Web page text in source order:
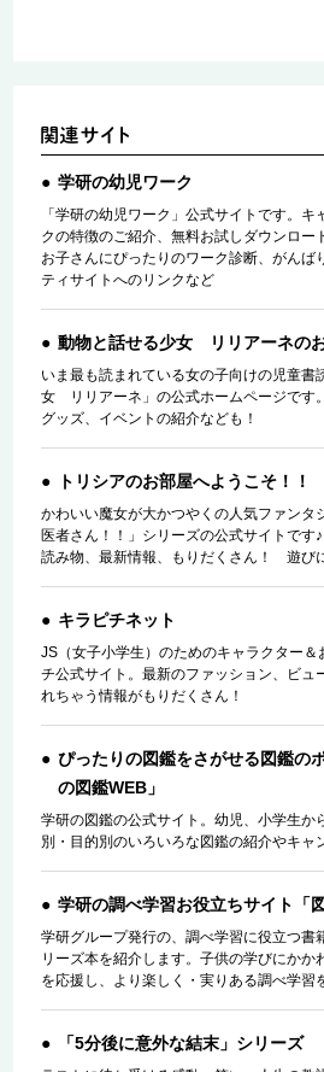
学研の幼児ワーク
「学研の幼児ワーク」公式サイトです。
クの特徴のご紹介、無料お試しダウンロー
お子さんにぴったりのワーク診断、がんば
ティサイトへのリンクなど
動物と話せる少女 リリアーネの
いま最も読まれている女の子向けの児童書
女 リリアーネ」の公式ホームページです
グッズ、イベントの紹介なども！
トリシアのお部屋へようこそ！！
かわいい魔女が大かつやくの人気ファンタ
医者さん！！」シリーズの公式サイトです
読み物、最新情報、もりだくさん！ 遊び
キラピチネット
JS（女子小学生）のためのキャラクター
チ公式サイト。最新のファッション、ビュ
れちゃう情報がもりだくさん！
ぴったりの図鑑をさがせる図鑑の
の図鑑WEB」
学研の図鑑の公式サイト。幼児、小学生か
別・目的別のいろいろな図鑑の紹介やキャ
学研の調べ学習お役立ちサイト「
学研グループ発行の、調べ学習に役立つ書
リーズ本を紹介します。子供の学びにかか
を応援し、より楽しく・実りある調べ学習
「5分後に意外な結末」シリーズ